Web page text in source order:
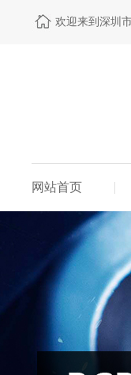
欢迎来到深圳
网站首页